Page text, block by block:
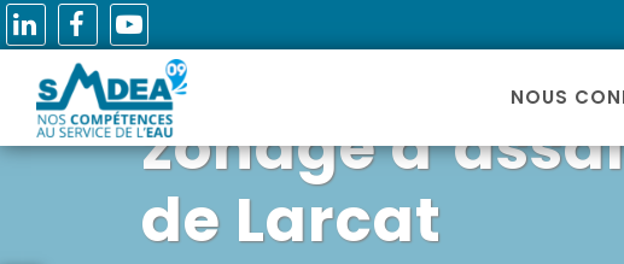
NOUS
Avis
zonage
de Larcat